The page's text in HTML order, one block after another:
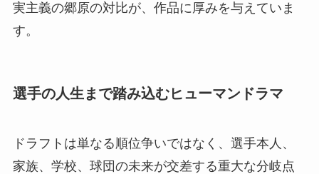
実主義の郷原の対比が、作品に厚みを与えていま
す。
選手の人生まで踏み込むヒューマンドラマ
ドラフトは単なる順位争いではなく、選手本人、
家族、学校、球団の未来が交差する重大な分岐点